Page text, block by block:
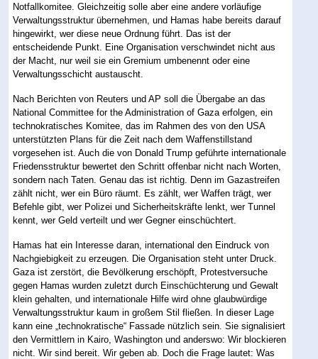
Notfallkomitee. Gleichzeitig solle aber eine andere vorläufige
Verwaltungsstruktur übernehmen, und Hamas habe bereits darauf
hingewirkt, wer diese neue Ordnung führt. Das ist der
entscheidende Punkt. Eine Organisation verschwindet nicht aus
der Macht, nur weil sie ein Gremium umbenennt oder eine
Verwaltungsschicht austauscht.
Nach Berichten von Reuters und AP soll die Übergabe an das
National Committee for the Administration of Gaza erfolgen, ein
technokratisches Komitee, das im Rahmen des von den USA
unterstützten Plans für die Zeit nach dem Waffenstillstand
vorgesehen ist. Auch die von Donald Trump geführte internationale
Friedensstruktur bewertet den Schritt offenbar nicht nach Worten,
sondern nach Taten. Genau das ist richtig. Denn im Gazastreifen
zählt nicht, wer ein Büro räumt. Es zählt, wer Waffen trägt, wer
Befehle gibt, wer Polizei und Sicherheitskräfte lenkt, wer Tunnel
kennt, wer Geld verteilt und wer Gegner einschüchtert.
Hamas hat ein Interesse daran, international den Eindruck von
Nachgiebigkeit zu erzeugen. Die Organisation steht unter Druck.
Gaza ist zerstört, die Bevölkerung erschöpft, Protestversuche
gegen Hamas wurden zuletzt durch Einschüchterung und Gewalt
klein gehalten, und internationale Hilfe wird ohne glaubwürdige
Verwaltungsstruktur kaum in großem Stil fließen. In dieser Lage
kann eine „technokratische“ Fassade nützlich sein. Sie signalisiert
den Vermittlern in Kairo, Washington und anderswo: Wir blockieren
nicht. Wir sind bereit. Wir geben ab. Doch die Frage lautet: Was